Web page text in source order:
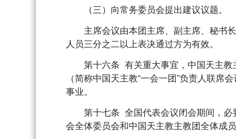
（三）向常务委员会提出建议议题。
主席会议由本团主席、副主席、秘书长
人员三分之二以上表决通过方为有效。
第十六条 有关重大事宜，中国天主教
（简称中国天主教“一会一团”负责人联
事业。
第十七条 全国代表会议闭会期间，必
会全体委员会和中国天主教主教团全体成